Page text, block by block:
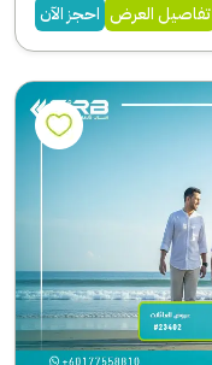
تفاصيل العرض احجز الآن